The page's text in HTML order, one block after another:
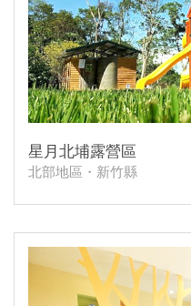
星月北埔露營區
北部地區・新竹縣